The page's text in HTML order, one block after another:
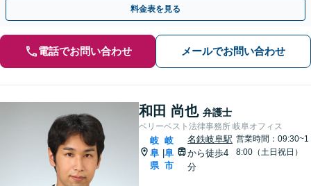
料金表を見る
電話でお問い合わせ メールでお問い合わせ
和田 尚也 弁護士
ベリーベスト法律事務所 岐阜オフィス
岐
阜
県
岐
阜
市
名鉄岐阜駅
から徒歩4
分
営業時間：09:30~1
8:00（土日祝日）